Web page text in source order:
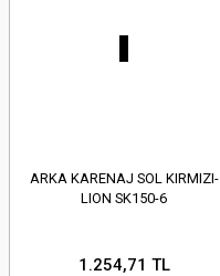
ARKA KARENAJ SOL KIRMIZI-
LION SK150-6
1.254,71 TL